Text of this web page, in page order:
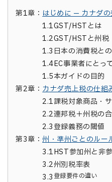
第1章： はじめに — カナダ
1.1GST/HSTとは
1.2GST/HSTと州税
1.3 日本の消費税と
1.4EC事業者にとっ
1.5本ガイドの目的
第2章： カナダ売上税の仕組
2.1課税対象商品・
2.2連邦税＋州税の
2.3登録義務の閾値
第3章：州・準州ごとのルー
3.1HST参加州と非
3.2州別税率表
3.3 登録要件の違い